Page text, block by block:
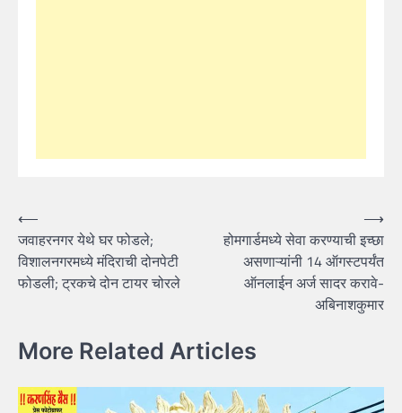
Post
navigation
⟵
जवाहरनगर येथे घर फोडले;
विशालनगरमध्ये मंदिराची दोनपेटी
फोडली; ट्रकचे दोन टायर चोरले
होमगार्डमध्ये सेवा करण्याची इच्छा
असणाऱ्यांनी 14 ऑगस्टपर्यंत
ऑनलाईन अर्ज सादर करावे-
अबिनाशकुमार
⟶
More Related Articles